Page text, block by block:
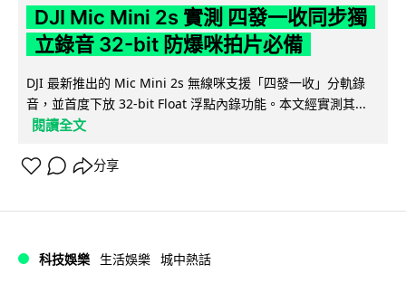
DJI Mic Mini 2s 實測 四發一收同步獨
立錄音 32-bit 防爆咪拍片必備
DJI 最新推出的 Mic Mini 2s 無線咪支援「四發一收」分軌錄
音，並首度下放 32-bit Float 浮點內錄功能。本文經實測其...
閱讀全文
分享
科技娛樂 生活娛樂 城中熱話